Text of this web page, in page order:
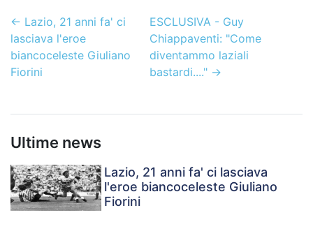
← Lazio, 21 anni fa' ci
lasciava l'eroe
biancoceleste Giuliano
Fiorini
ESCLUSIVA - Guy
Chiappaventi: "Come
diventammo laziali
bastardi...." →
Ultime news
Lazio, 21 anni fa' ci lasciava
l'eroe biancoceleste Giuliano
Fiorini